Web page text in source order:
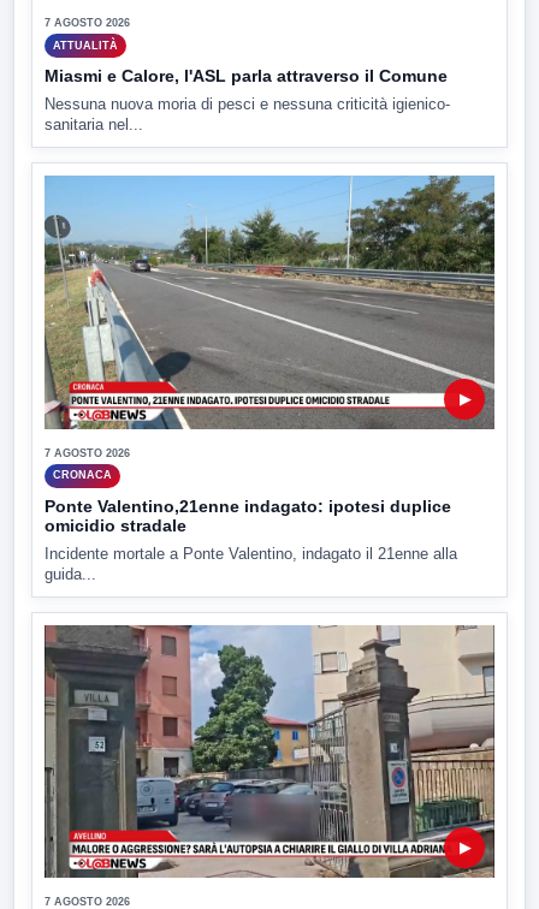
7 AGOSTO 2026
ATTUALITÀ
Miasmi e Calore, l'ASL parla attraverso il Comune
Nessuna nuova moria di pesci e nessuna criticità igienico-
sanitaria nel...
▶
7 AGOSTO 2026
CRONACA
Ponte Valentino,21enne indagato: ipotesi duplice
omicidio stradale
Incidente mortale a Ponte Valentino, indagato il 21enne alla
guida...
▶
7 AGOSTO 2026